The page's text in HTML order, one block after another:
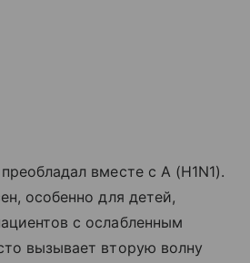
вместе с A (H1N1).
особенно для детей,
с ослабленным
вызывает вторую волну